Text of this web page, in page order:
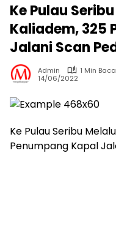
Ke Pulau
Kaliadem, 325
Jalani Scan
Admin
1 Min Baca
14/06/2022
Ke Pulau Seribu
Penumpang Kapal